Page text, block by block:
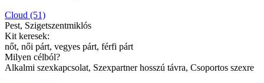
Cloud (51)
Pest, Szigetszentmiklós
Kit keresek:
nőt, női párt, vegyes párt, férfi párt
Milyen célból?
Alkalmi szexkapcsolat, Szexpartner hosszú távra, Csoportos szexre